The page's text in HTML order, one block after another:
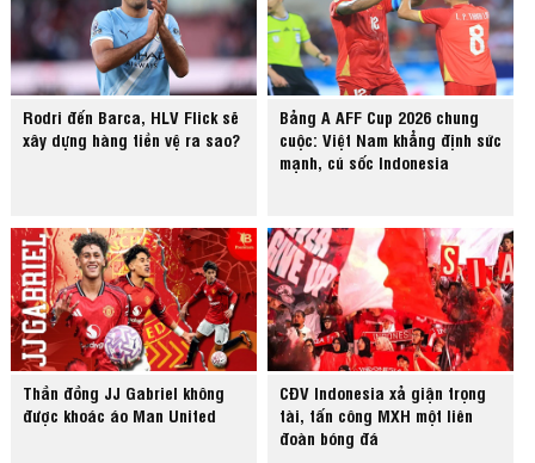
Rodri đến Barca, HLV Flick sẽ
xây dựng hàng tiền vệ ra sao?
Bảng A AFF Cup 2026 chung
cuộc: Việt Nam khẳng định sức
mạnh, cú sốc Indonesia
Thần đồng JJ Gabriel không
được khoác áo Man United
CĐV Indonesia xả giận trọng
tài, tấn công MXH một liên
đoàn bóng đá